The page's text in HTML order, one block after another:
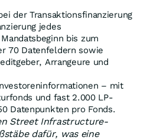
der Transaktionsfinanzierung
jedes
bis zum
70 Datenfeldern sowie
Arrangeure und
– mit
und fast 2.000 LP-
Datenpunkten pro Fonds.
Street Infrastructure-
dafür, was eine